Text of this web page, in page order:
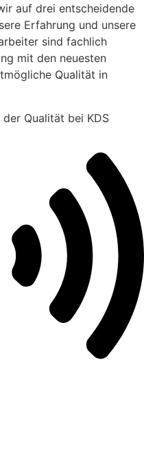
auf drei entscheidende
Erfahrung und unsere
sind fachlich
mit den neuesten
Qualität in
Qualität bei KDS